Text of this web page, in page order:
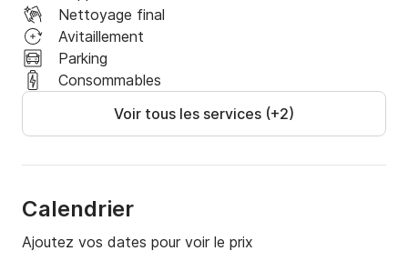
Parfaitement entretenu, ce voilier comblera votre
navigation vers les calanques de Cassis, les Iles d'Or
(Porquerolles, Port-cros), ou vers la Corse.
Pour plus d'informations, vous pouvez me joindre sur
la messagerie de Scansail. Je serai ravi de vous aider
dans votre projet de location.
A Bientôt
Nettoyage final
Avitaillement
Parking
Consommables
Voir tous les services (+2)
Calendrier
Ajoutez vos dates pour voir le prix